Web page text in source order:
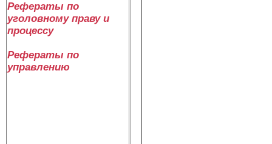
Рефераты по
уголовному праву и
процессу
Рефераты по
управлению